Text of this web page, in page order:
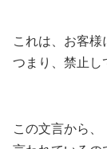
これは、お客様
つまり、禁止し
この文言から、